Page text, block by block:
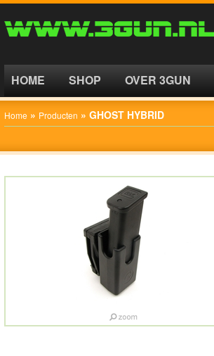
HOME SHOP OVER 3GUN
Home » Producten » GHOST HYBRID